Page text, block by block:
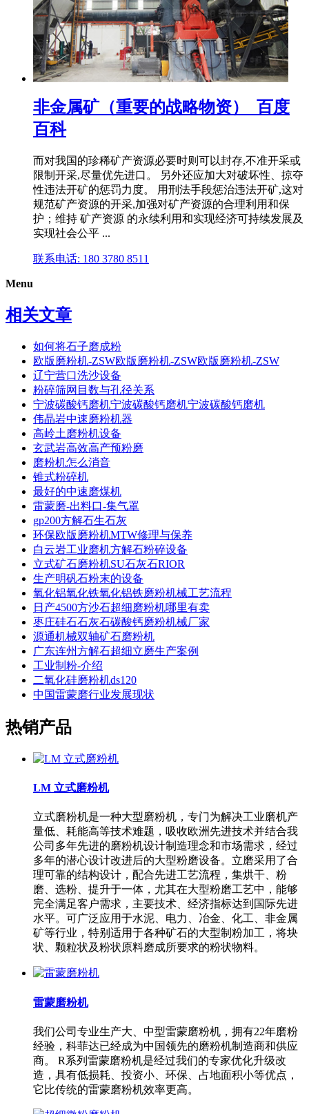
非金属矿（重要的战略物资）_百度
百科
而对我国的珍稀矿产资源必要时则可以封存,不准开采或
限制开采,尽量优先进口。 另外还应加大对破坏性、掠夺
性违法开矿的惩罚力度。 用刑法手段惩治违法开矿,这对
规范矿产资源的开采,加强对矿产资源的合理利用和保
护；维持 矿产资源 的永续利用和实现经济可持续发展及
实现社会公平 ...
联系电话: 180 3780 8511
Menu
相关文章
如何将石子磨成粉
欧版磨粉机-ZSW欧版磨粉机-ZSW欧版磨粉机-ZSW
辽宁营口洗沙设备
粉碎筛网目数与孔径关系
宁波碳酸钙磨机宁波碳酸钙磨机宁波碳酸钙磨机
伟晶岩中速磨粉机器
高岭土磨粉机设备
玄武岩高效高产预粉磨
磨粉机怎么消音
锥式粉碎机
最好的中速磨煤机
雷蒙磨-出料口-集气罩
gp200方解石生石灰
环保欧版磨粉机MTW修理与保养
白云岩工业磨机方解石粉碎设备
立式矿石磨粉机SU石灰石RIOR
生产明矾石粉末的设备
氧化铝氧化铁氧化铝铁磨粉机械工艺流程
日产4500方沙石超细磨粉机哪里有卖
枣庄硅石石灰石碳酸钙磨粉机械厂家
源通机械双轴矿石磨粉机
广东连州方解石超细立磨生产案例
工业制粉-介绍
二氧化硅磨粉机ds120
中国雷蒙磨行业发展现状
热销产品
LM 立式磨粉机
立式磨粉机是一种大型磨粉机，专门为解决工业磨机产
量低、耗能高等技术难题，吸收欧洲先进技术并结合我
公司多年先进的磨粉机设计制造理念和市场需求，经过
多年的潜心设计改进后的大型粉磨设备。立磨采用了合
理可靠的结构设计，配合先进工艺流程，集烘干、粉
磨、选粉、提升于一体，尤其在大型粉磨工艺中，能够
完全满足客户需求，主要技术、经济指标达到国际先进
水平。可广泛应用于水泥、电力、冶金、化工、非金属
矿等行业，特别适用于各种矿石的大型制粉加工，将块
状、颗粒状及粉状原料磨成所要求的粉状物料。
雷蒙磨粉机
我们公司专业生产大、中型雷蒙磨粉机，拥有22年磨粉
经验，科菲达已经成为中国领先的磨粉机制造商和供应
商。 R系列雷蒙磨粉机是经过我们的专家优化升级改
造，具有低损耗、投资小、环保、占地面积小等优点，
它比传统的雷蒙磨粉机效率更高。